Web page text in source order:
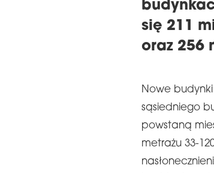
się 211
oraz 256
Nowe
sąsiedniego
powstaną
metrażu 33-